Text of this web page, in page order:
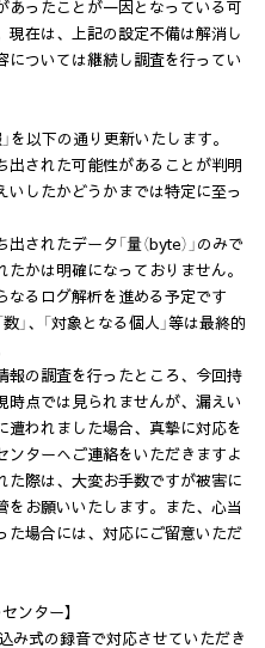
あったことが一因となっている可
在は、上記の設定不備は解消し
ついては継続し調査を行ってい
を以下の通り更新いたします。
出された可能性があることが判明
いしたかどうかまでは特定に至っ
されたデータ「量（byte）」のみで
かは明確になっておりません。
なるログ解析を進める予定です
」、「対象となる個人」等は最終的
報の調査を行ったところ、今回持
点では見られませんが、漏えい
遭われました場合、真摯に対応を
ンターへご連絡をいただきますよ
た際は、大変お手数ですが被害に
お願いいたします。また、心当
た場合には、対応にご留意いただ
ンター】
み式の録音で対応させていただき